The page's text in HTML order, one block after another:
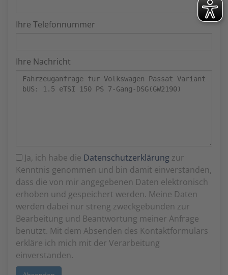
Ihre Telefonnummer
Ihre Nachricht
Ja, ich habe die Datenschutzerklärung zur
Kenntnis genommen und bin damit einverstanden,
dass die von mir angegebenen Daten elektronisch
erhoben und gespeichert werden. Meine Daten
werden dabei nur streng zweckgebunden zur
Bearbeitung und Beantwortung meiner Anfrage
benutzt. Mit dem Absenden des Kontaktformulars
erkläre ich mich mit der Verarbeitung
einverstanden.